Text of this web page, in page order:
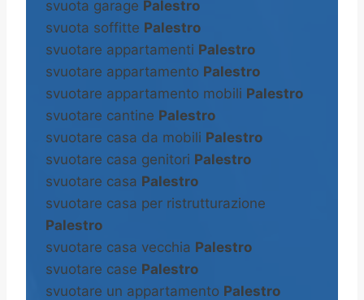
svuota garage Palestro
svuota soffitte Palestro
svuotare appartamenti Palestro
svuotare appartamento Palestro
svuotare appartamento mobili Palestro
svuotare cantine Palestro
svuotare casa da mobili Palestro
svuotare casa genitori Palestro
svuotare casa Palestro
svuotare casa per ristrutturazione
Palestro
svuotare casa vecchia Palestro
svuotare case Palestro
svuotare un appartamento Palestro